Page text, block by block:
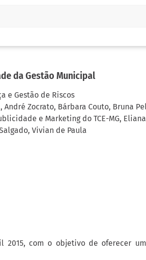
da Gestão Municipal
e Gestão de Riscos
, André Zocrato, Bárbara Couto, Bruna
e Marketing do TCE-MG,
, Vivian de Paula
2015, com o objetivo de oferecer